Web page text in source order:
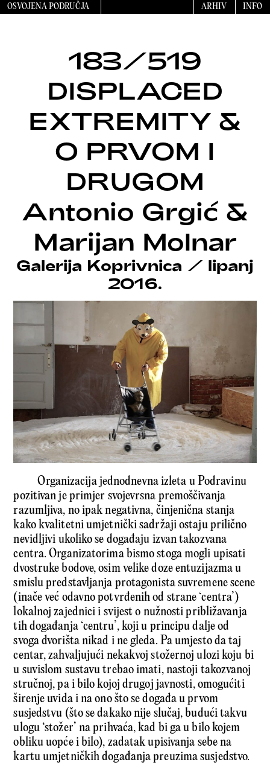
OSVOJENA PODRUČJA ARHIV INFO
183/519
DISPLACED
EXTREMITY &
O PRVOM I
DRUGOM
Antonio Grgić &
Marijan Molnar
Galerija Koprivnica / lipanj
2016.
Organizacija jednodnevna izleta u Podravinu
pozitivan je primjer svojevrsna premoščivanja
razumljiva, no ipak negativna, činjenična stanja
kako kvalitetni umjetnički sadržaji ostaju prilično
nevidljivi ukoliko se događaju izvan takozvana
centra. Organizatorima bismo stoga mogli upisati
dvostruke bodove, osim velike doze entuzijazma u
smislu predstavljanja protagonista suvremene scene
(inače već odavno potvrđenih od strane ‘centra’)
lokalnoj zajednici i svijest o nužnosti približavanja
tih događanja ‘centru’, koji u principu dalje od
svoga dvorišta nikad i ne gleda. Pa umjesto da taj
centar, zahvaljujući nekakvoj stožernoj ulozi koju bi
u suvislom sustavu trebao imati, nastoji takozvanoj
stručnoj, pa i bilo kojoj drugoj javnosti, omogućiti
širenje uvida i na ono što se događa u prvom
susjedstvu (što se dakako nije slučaj, budući takvu
ulogu ‘stožer’ na prihvaća, kad bi ga u bilo kojem
obliku uopće i bilo), zadatak upisivanja sebe na
kartu umjetničkih događanja preuzima susjedstvo.